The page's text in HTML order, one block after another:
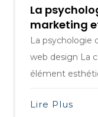
La
marketing
La psychologie
web design La
élément
Lire Plus